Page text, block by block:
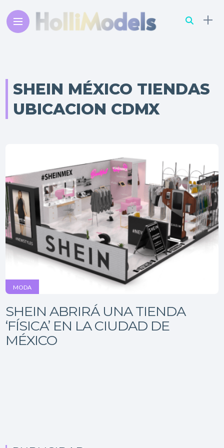
SHEIN MÉXICO TIENDAS
UBICACION CDMX
MODA
SHEIN ABRIRÁ UNA TIENDA
‘FÍSICA’ EN LA CIUDAD DE
MÉXICO